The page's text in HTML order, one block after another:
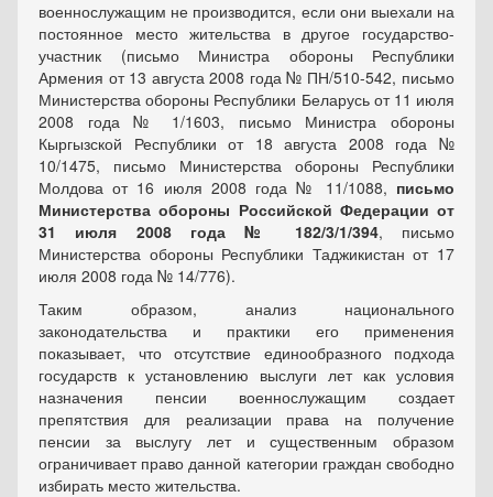
военнослужащим не производится, если они выехали на
постоянное место жительства в другое государство-
участник (письмо Министра обороны Республики
Армения от 13 августа 2008 года № ПН/510-542, письмо
Министерства обороны Республики Беларусь от 11 июля
2008 года № 1/1603, письмо Министра обороны
Кыргызской Республики от 18 августа 2008 года №
10/1475, письмо Министерства обороны Республики
Молдова от 16 июля 2008 года № 11/1088, письмо
Министерства обороны Российской Федерации от
31 июля 2008 года № 182/3/1/394, письмо
Министерства обороны Республики Таджикистан от 17
июля 2008 года № 14/776).
Таким образом, анализ национального
законодательства и практики его применения
показывает, что отсутствие единообразного подхода
государств к установлению выслуги лет как условия
назначения пенсии военнослужащим создает
препятствия для реализации права на получение
пенсии за выслугу лет и существенным образом
ограничивает право данной категории граждан свободно
избирать место жительства.